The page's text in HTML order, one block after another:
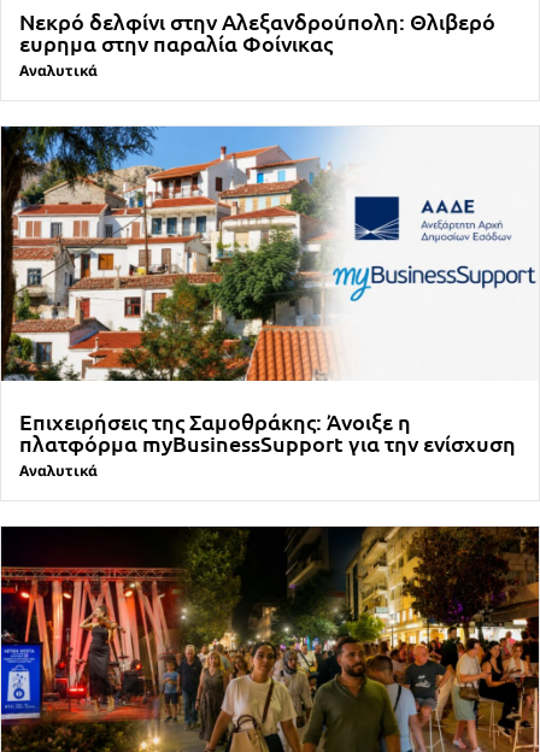
Νεκρό δελφίνι στην Αλεξανδρούπολη: Θλιβερό
ευρημα στην παραλία Φοίνικας
Αναλυτικά
Επιχειρήσεις της Σαμοθράκης: Άνοιξε η
πλατφόρμα myBusinessSupport για την ενίσχυση
Αναλυτικά